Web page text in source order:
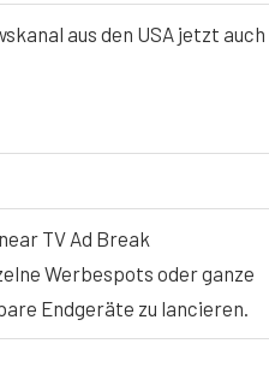
aus den USA jetzt auch
TV Ad Break
Werbespots oder ganze
Endgeräte zu lancieren.